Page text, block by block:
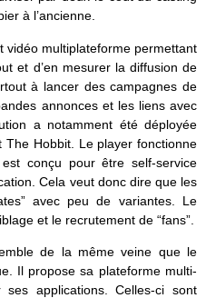
à l’ancienne.
vidéo multiplateforme permettant
et d’en mesurer la diffusion de
à lancer des campagnes de
annonces et les liens avec
a notamment été déployée
Hobbit. Le player fonctionne
conçu pour être self-service
Cela veut donc dire que les
avec peu de variantes. Le
et le recrutement de “fans”.
de la même veine que le
Il propose sa plateforme multi-
ses applications. Celles-ci sont